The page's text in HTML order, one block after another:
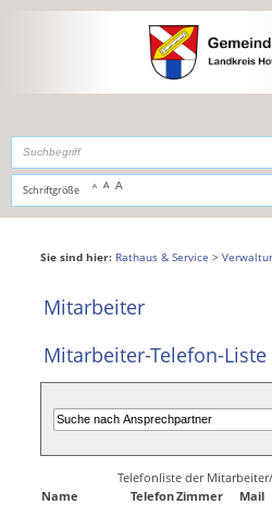
,zur Navigationoderzur Startseite
Schriftgröße A A A
Sie sind hier: Rathaus & Service >
Mitarbeiter
Mitarbeiter-Telefon-Liste
Telefonliste der
Name
TelefonZimmer
Mail